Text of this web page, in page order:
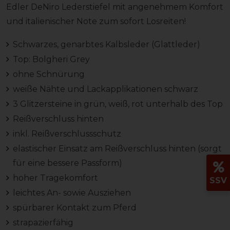
Edler DeNiro Lederstiefel mit angenehmem Komfort
und italienischer Note zum sofort Losreiten!
Schwarzes, genarbtes Kalbsleder (Glattleder)
Top: Bolgheri Grey
ohne Schnürung
weiße Nähte und Lackapplikationen schwarz
3 Glitzersteine in grün, weiß, rot unterhalb des Top
Reißverschluss hinten
inkl. Reißverschlussschutz
elastischer Einsatz am Reißverschluss hinten (sorgt
für eine bessere Passform)
hoher Tragekomfort
leichtes An- sowie Ausziehen
spürbarer Kontakt zum Pferd
strapazierfähig
SSV